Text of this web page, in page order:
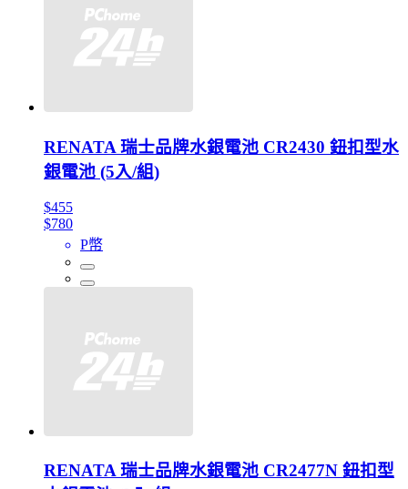
RENATA 瑞士品牌水銀電池 CR2430 鈕扣型水
銀電池 (5入/組)
$455
$780
P幣
RENATA 瑞士品牌水銀電池 CR2477N 鈕扣型